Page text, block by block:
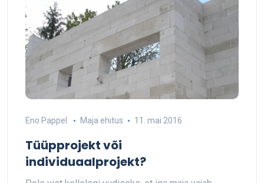
Eno Pappel Maja ehitus 11. mai 2016
Tüüpprojekt või
individuaalprojekt?